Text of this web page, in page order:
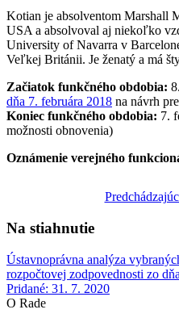
Kotian je absolventom Marshall
USA a absolvoval aj niekoľko
University of Navarra v
Veľkej Británii. Je ženatý a má
Začiatok funkčného obdobia:
dňa 7. februára 2018 na návrh
Koniec funkčného obdobia: 7.
možnosti obnovenia)
Oznámenie verejného
Na stiahnutie
Ústavnoprávna analýza
rozpočtovej zodpovednosti zo
Pridané: 31. 7. 2020
O Rade